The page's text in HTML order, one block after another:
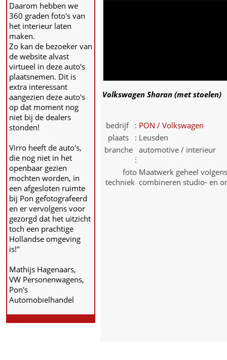
Daarom hebben we
360 graden foto's van
het interieur laten
maken.
Zo kan de bezoeker van
de website alvast
virtueel in deze auto's
plaatsnemen. Dit is
extra interessant
aangezien deze auto's
op dat moment nog
niet bij de dealers
stonden!
Virro heeft de auto's,
die nog niet in het
openbaar gezien
mochten worden, in
een afgesloten ruimte
bij Pon gefotografeerd
en er vervolgens voor
gezorgd dat het uitzicht
toch een prachtige
Hollandse omgeving
is!"
Mathijs Hagenaars,
VW Personenwagens,
Pon's
Automobielhandel
Volkswagen Sharan (met stoelen)
bedrijf : PON / Volkswagen
plaats : Leusden
branche
:
automotive / interieur
foto
techniek
Maatwerk geheel
combineren studio- en